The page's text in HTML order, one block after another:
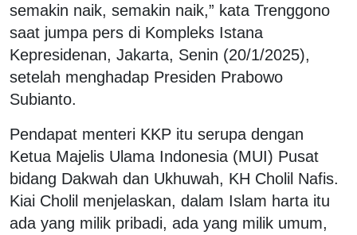
semakin naik, semakin naik,” kata Trenggono
saat jumpa pers di Kompleks Istana
Kepresidenan, Jakarta, Senin (20/1/2025),
setelah menghadap Presiden Prabowo
Subianto.
Pendapat menteri KKP itu serupa dengan
Ketua Majelis Ulama Indonesia (MUI) Pusat
bidang Dakwah dan Ukhuwah, KH Cholil Nafis.
Kiai Cholil menjelaskan, dalam Islam harta itu
ada yang milik pribadi, ada yang milik umum,